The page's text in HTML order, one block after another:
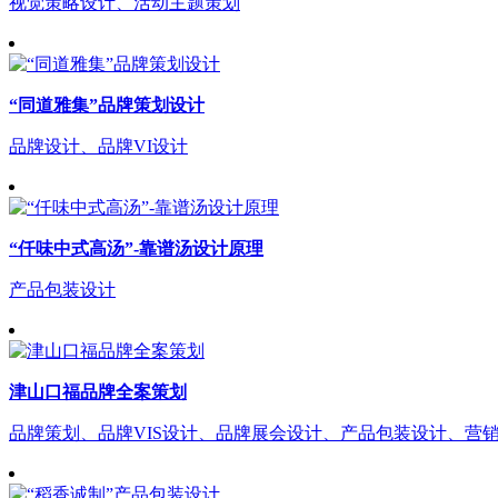
“同道雅集”品牌策划设计
品牌设计、品牌VI设计
“仟味中式高汤”-靠谱汤设计原理
产品包装设计
津山口福品牌全案策划
品牌策划、品牌VIS设计、品牌展会设计、产品包装设计、营